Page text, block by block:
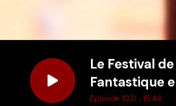
Le Festival
Fantastique
Episode 1021 .15:48